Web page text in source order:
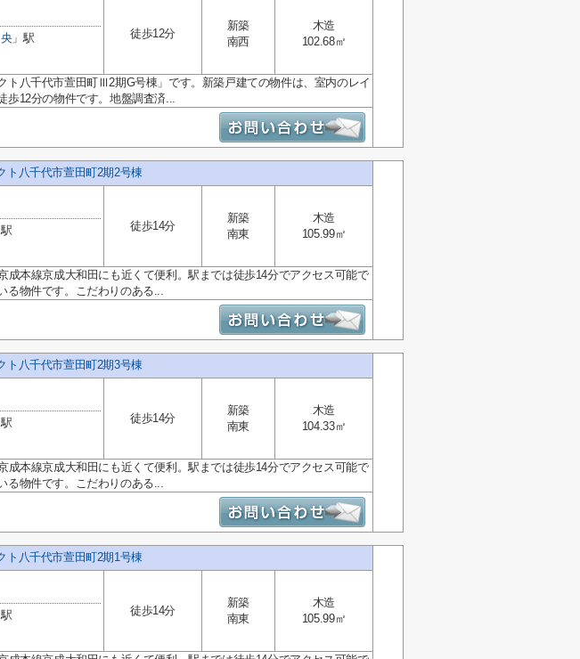
」駅 徒歩12分
新築
南西
木造
102.68㎡
ト八千代市萱田町Ⅲ2期G号棟」です。新築戸建ての物件は、室内のレイ
歩12分の物件です。地盤調査済...
ト八千代市萱田町2期2号棟
駅 徒歩14分
新築
南東
木造
105.99㎡
成本線京成大和田にも近くて便利。駅までは徒歩14分でアクセス可能で
る物件です。こだわりのある...
ト八千代市萱田町2期3号棟
駅 徒歩14分
新築
南東
木造
104.33㎡
成本線京成大和田にも近くて便利。駅までは徒歩14分でアクセス可能で
る物件です。こだわりのある...
ト八千代市萱田町2期1号棟
駅 徒歩14分
新築
南東
木造
105.99㎡